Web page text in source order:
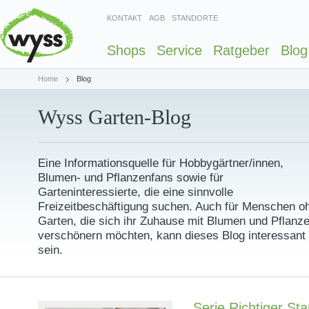
KONTAKT AGB STANDORTE
Shops Service Ratgeber Blog
Home Blog
Wyss Garten-Blog
Eine Informationsquelle für Hobbygärtner/innen,
Blumen- und Pflanzenfans sowie für
Garteninteressierte, die eine sinnvolle
Freizeitbeschäftigung suchen. Auch für Menschen
Garten, die sich ihr Zuhause mit Blumen und
verschönern möchten, kann dieses Blog interessant
sein.